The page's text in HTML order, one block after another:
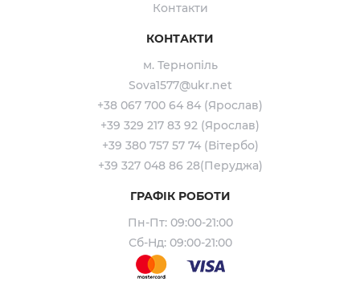
Контакти
КОНТАКТИ
м. Тернопіль
Sova1577@ukr.net
+38 067 700 64 84 (Ярослав)
+39 329 217 83 92 (Ярослав)
+39 380 757 57 74 (Вітербо)
+39 327 048 86 28(Перуджа)
ГРАФІК РОБОТИ
Пн-Пт: 09:00-21:00
Сб-Нд: 09:00-21:00